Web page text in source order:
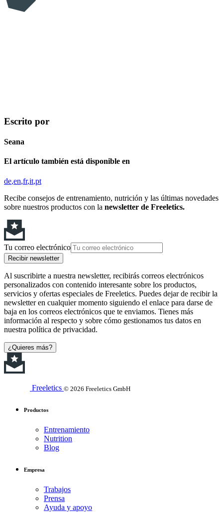
Escrito por
Seana
El artículo también está disponible en
de en fr it pt
Recibe consejos de entrenamiento, nutrición y las últimas novedades
sobre nuestros productos con la newsletter de Freeletics.
Tu correo electrónico
Recibir newsletter
Al suscribirte a nuestra newsletter, recibirás correos electrónicos
personalizados con contenido interesante sobre los productos,
servicios y ofertas especiales de Freeletics. Puedes dejar de recibir la
newsletter en cualquier momento siguiendo el enlace para darse de
baja en los correos electrónicos que te enviamos. Tienes más
información al respecto y sobre cómo gestionamos tus datos en
nuestra política de privacidad.
¿Quieres más?
Freeletics © 2026 Freeletics GmbH
Productos
Entrenamiento
Nutrition
Blog
Empresa
Trabajos
Prensa
Ayuda y apoyo